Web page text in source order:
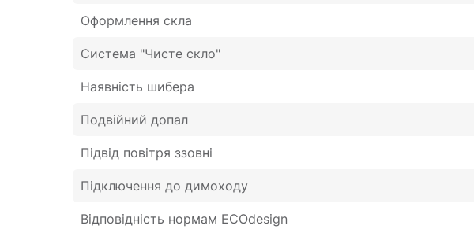
Оформлення скла
Система "Чисте скло"
Наявність шибера
Подвійний допал
Підвід повітря ззовні
Підключення до димоходу
Відповідність нормам ECOdesign